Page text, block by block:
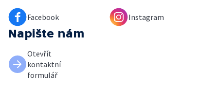
Facebook Instagram
Napište nám
Otevřít
kontaktní
formulář